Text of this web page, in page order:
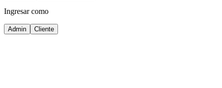
Ingresar como
Admin Cliente